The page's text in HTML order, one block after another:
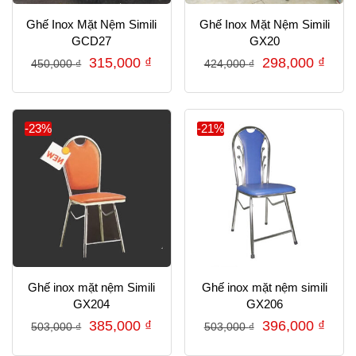
Ghế Inox Mặt Nệm Simili
GCD27
450,000₫
Giá
là:
315,000 ₫
tại
Ghế Inox Mặt Nệm Simili
GX20
424,000₫
Giá
là:
424,000 ₫.
298,000 ₫Giá
tại
-23%
Ghế inox mặt nệm Simili
GX204
503,000₫
Giá
385,000 ₫
-21%
Ghế inox mặt nệm simili
GX206
503,000₫
Giá
396,000 ₫Giá